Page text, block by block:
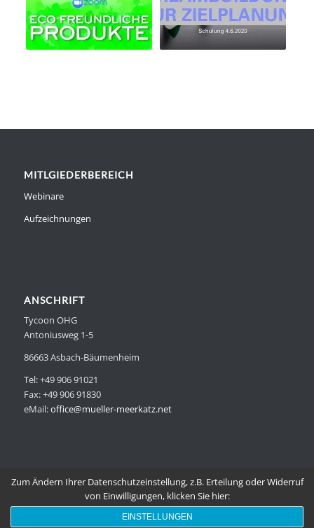
MITLGIEDERBEREICH
Webinare
Aufzeichnungen
ANSCHRIFT
Tycoon OHG
Antoniusweg 1-5
86663 Asbach-Bäumenheim
Tel: +49 906 91021
Fax: +49 906 91830
eMail:office@mueller-meerkatz.net
© Copyright - Top4 Europe
Datenauszug
Datenschutzvereinbarungen Impressum
Zum Ändern Ihrer Datenschutzeinstellung, z.B. Erteilung oder Widerruf
von Einwilligungen, klicken Sie hier:
EINSTELLUNGEN